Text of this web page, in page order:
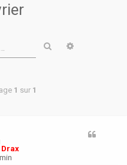
Rechercher
1 sur 1
Drax